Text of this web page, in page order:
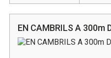
EN CAMBRILS A 300m